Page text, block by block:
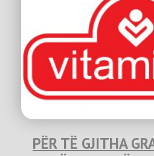
PËR TË GJITHA